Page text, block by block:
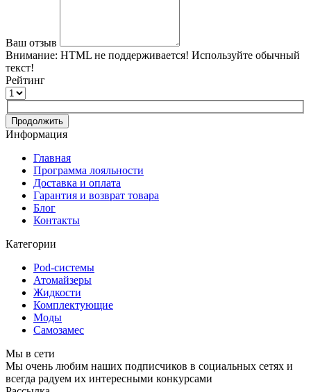
Ваш отзыв
Внимание: HTML не поддерживается! Используйте обычный
текст!
Рейтинг
Продолжить
Информация
Главная
Программа лояльности
Доставка и оплата
Гарантия и возврат товара
Блог
Контакты
Категории
Pod-системы
Атомайзеры
Жидкости
Комплектующие
Моды
Самозамес
Мы в сети
Мы очень любим наших подписчиков в социальных сетях и
всегда радуем их интересными конкурсами